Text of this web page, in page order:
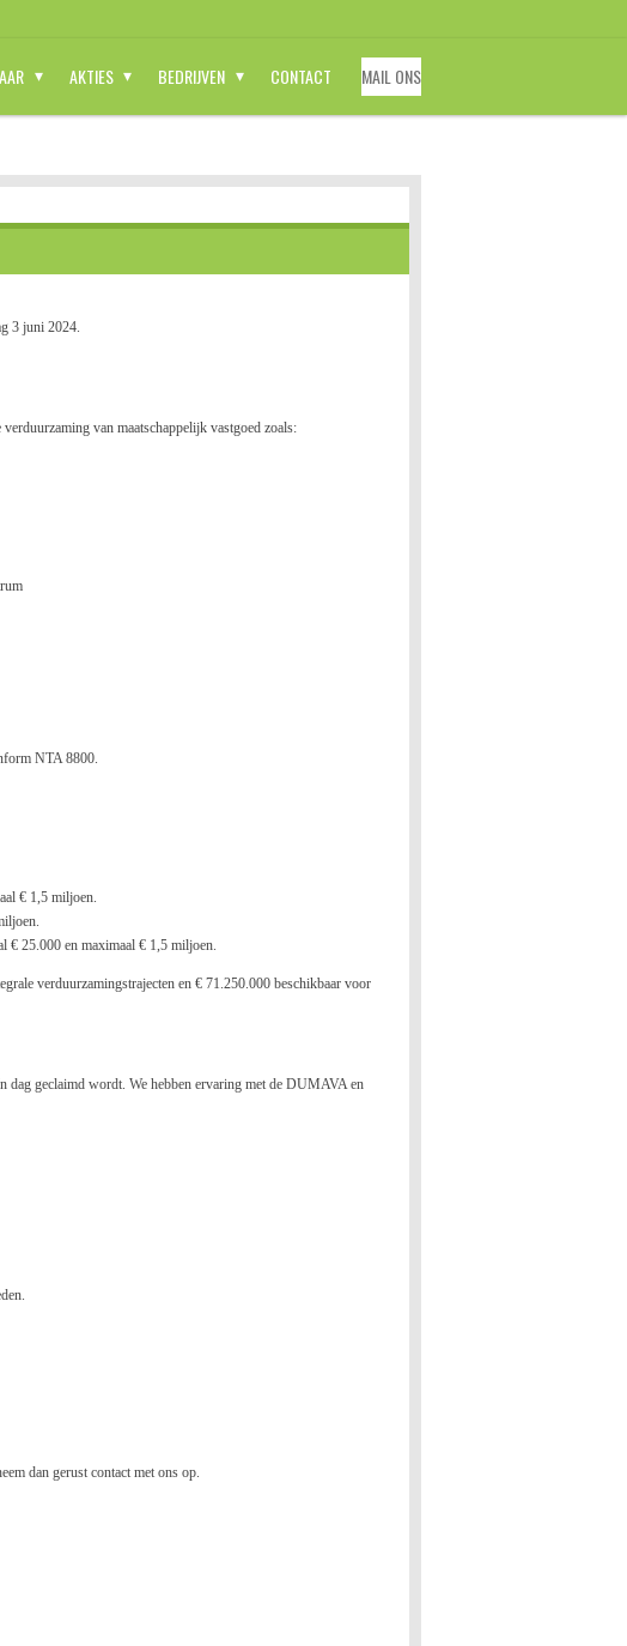
AKTIES BEDRIJVEN CONTACT MAIL ONS
3 juni 2024.
van maatschappelijk vastgoed zoals:
NTA 8800.
€ 1,5 miljoen.
€ 25.000 en maximaal € 1,5 miljoen.
verduurzamingstrajecten en € 71.250.000 beschikbaar voor
dag geclaimd wordt. We hebben ervaring met de DUMAVA en
dan gerust contact met ons op.